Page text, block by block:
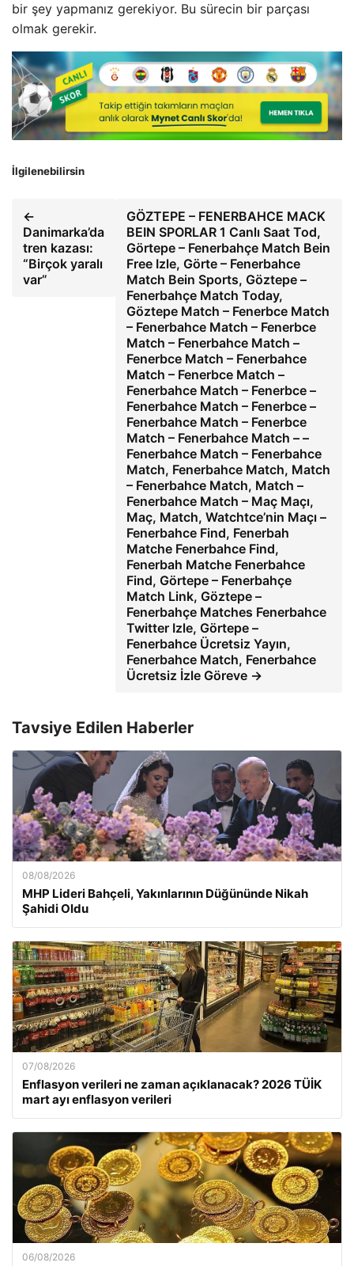
bir şey yapmanız gerekiyor. Bu sürecin bir parçası
olmak gerekir.
İlgilenebilirsin
←
Danimarka’da
tren kazası:
“Birçok yaralı
var”
GÖZTEPE – FENERBAHCE MACK
BEIN SPORLAR 1 Canlı Saat Tod,
Görtepe – Fenerbahçe Match Bein
Free Izle, Görte – Fenerbahce
Match Bein Sports, Göztepe –
Fenerbahçe Match Today,
Göztepe Match – Fenerbce Match
– Fenerbahce Match – Fenerbce
Match – Fenerbahce Match –
Fenerbce Match – Fenerbahce
Match – Fenerbce Match –
Fenerbahce Match – Fenerbce –
Fenerbahce Match – Fenerbce –
Fenerbahce Match – Fenerbce
Match – Fenerbahce Match – –
Fenerbahce Match – Fenerbahce
Match, Fenerbahce Match, Match
– Fenerbahce Match, Match –
Fenerbahce Match – Maç Maçı,
Maç, Match, Watchtce’nin Maçı –
Fenerbahce Find, Fenerbah
Matche Fenerbahce Find,
Fenerbah Matche Fenerbahce
Find, Görtepe – Fenerbahçe
Match Link, Göztepe –
Fenerbahçe Matches Fenerbahce
Twitter Izle, Görtepe –
Fenerbahce Ücretsiz Yayın,
Fenerbahce Match, Fenerbahce
Ücretsiz İzle Göreve →
Tavsiye Edilen Haberler
08/08/2026
MHP Lideri Bahçeli, Yakınlarının Düğününde Nikah
Şahidi Oldu
07/08/2026
Enflasyon verileri ne zaman açıklanacak? 2026 TÜİK
mart ayı enflasyon verileri
06/08/2026